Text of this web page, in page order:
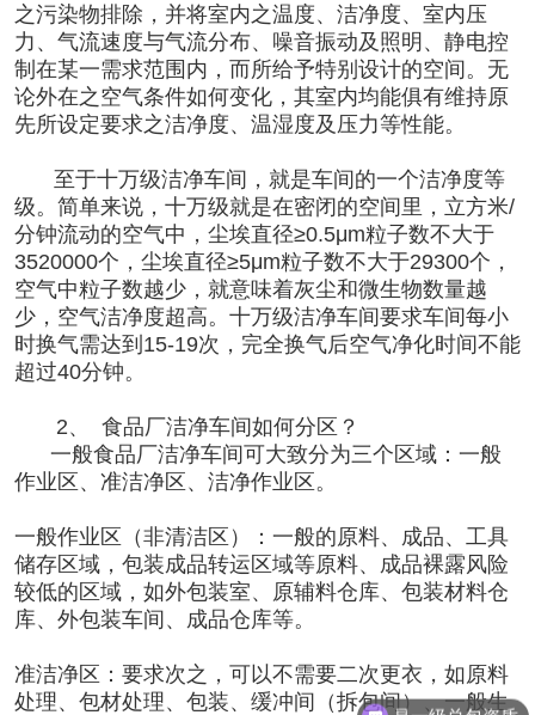
之污染物排除，并将室内之温度、洁净度、室内压
力、气流速度与气流分布、噪音振动及照明、静电控
制在某一需求范围内，而所给予特别设计的空间。无
论外在之空气条件如何变化，其室内均能俱有维持原
先所设定要求之洁净度、温湿度及压力等性能。
至于十万级洁净车间，就是车间的一个洁净度等
级。简单来说，十万级就是在密闭的空间里，立方米/
分钟流动的空气中，尘埃直径≥0.5μm粒子数不大于
3520000个，尘埃直径≥5μm粒子数不大于29300个，
空气中粒子数越少，就意味着灰尘和微生物数量越
少，空气洁净度超高。十万级洁净车间要求车间每小
时换气需达到15-19次，完全换气后空气净化时间不能
超过40分钟。
2、
食品厂洁净车间如何分区？
一般食品厂洁净车间可大致分为三个区域：一般
作业区、准洁净区、洁净作业区。
一般作业区（非清洁区）：一般的原料、成品、工具
储存区域，包装成品转运区域等原料、成品裸露风险
较低的区域，如外包装室、原辅料仓库、包装材料仓
库、外包装车间、成品仓库等。
准洁净区：要求次之，可以不需要二次更衣，如原料
处理、包材处理、包装、缓冲间（拆包间）、一般生
是一级总包资质